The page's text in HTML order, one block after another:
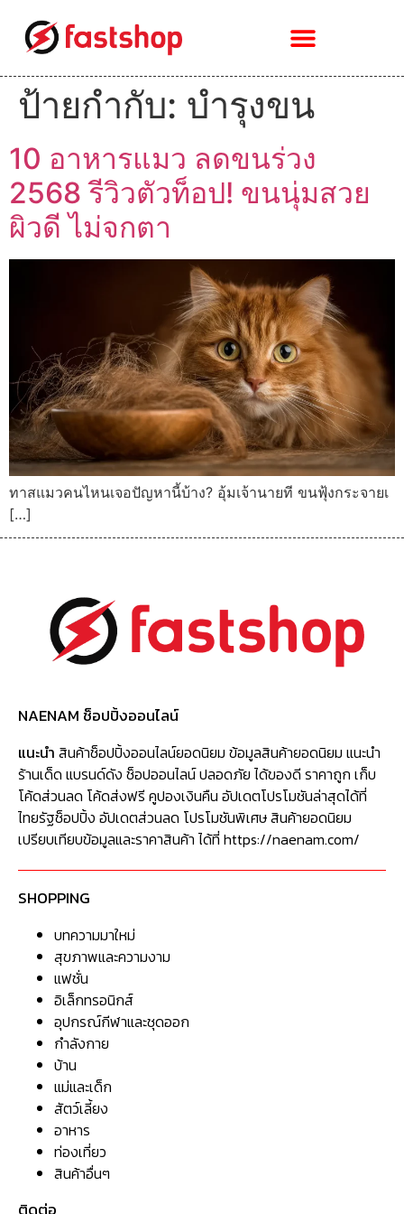
ป้ายกำกับ: บำรุงขน
10 อาหารแมว ลดขนร่วง
2568 รีวิวตัวท็อป! ขนนุ่มสวย
ผิวดี ไม่จกตา
ทาสแมวคนไหนเจอปัญหานี้บ้าง? อุ้มเจ้านายที ขนฟุ้งกระจายเ
[…]
NAENAM ช็อปปิ้งออนไลน์
แนะนำ สินค้าช็อปปิ้งออนไลน์ยอดนิยม ข้อมูลสินค้ายอดนิยม แนะนำ
ร้านเด็ด แบรนด์ดัง ช็อปออนไลน์ ปลอดภัย ได้ของดี ราคาถูก เก็บ
โค้ดส่วนลด โค้ดส่งฟรี คูปองเงินคืน อัปเดตโปรโมชันล่าสุดได้ที่
ไทยรัฐช็อปปิ้ง อัปเดตส่วนลด โปรโมชันพิเศษ สินค้ายอดนิยม
เปรียบเทียบข้อมูลและราคาสินค้า ได้ที่ https://naenam.com/
SHOPPING
บทความมาใหม่
สุขภาพและความงาม
แฟชั่น
อิเล็กทรอนิกส์
อุปกรณ์กีฬาและชุดออก
กำลังกาย
บ้าน
แม่และเด็ก
สัตว์เลี้ยง
อาหาร
ท่องเที่ยว
สินค้าอื่นๆ